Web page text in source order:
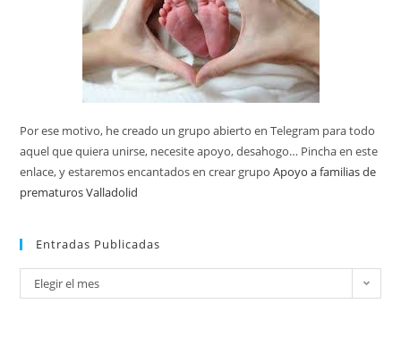
Por ese motivo, he creado un grupo abierto en Telegram para todo
aquel que quiera unirse, necesite apoyo, desahogo… Pincha en este
enlace, y estaremos encantados en crear grupoApoyo a familias de
prematuros Valladolid
Entradas Publicadas
Elegir el mes